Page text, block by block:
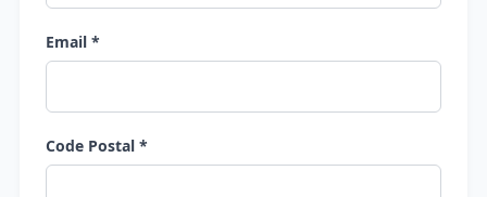
Email *
Code Postal *